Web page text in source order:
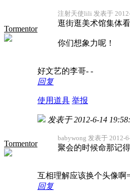
Tormentor
注射天使lili 发表于
逛街逛美术馆集体
你们想象力呢！
好文艺的李哥- -
回复
使用道具 举报
Tormentor
发表于 2012-6-14
babywong 发表于 2012-
聚会的时候命那记
互相理解应该换个头像啊
回复